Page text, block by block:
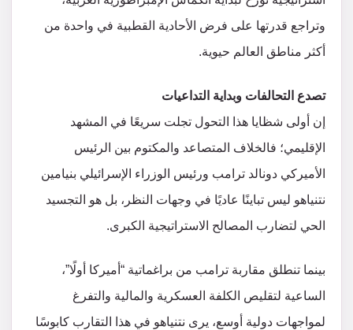
وتراجع قدرتها على فرض الأحادية القطبية في واحدة من
أكثر مناطق العالم حيوية.
​تصدع التحالفات وبداية التداعيات
​إن أولى شظايا هذا التحول تجلت سريعًا في المشهد
الإقليمي؛ فالخلاف المتصاعد والمكتوم بين الرئيس
الأميركي دونالد ترامب ورئيس الوزراء الإسرائيلي بنيامين
نتنياهو ليس تباينًا عاديًا في وجهات النظر، بل هو التجسيد
الحي لتضارب المصالح الاستراتيجية الكبرى.
​بينما تنطلق مقاربة ترامب من براغماتية “أميركا أولًا”،
الساعية لتقليص الكلفة العسكرية والمالية والتفرغ
لمواجهات دولية أوسع، يرى نتنياهو في هذا التقارب كابوسًا